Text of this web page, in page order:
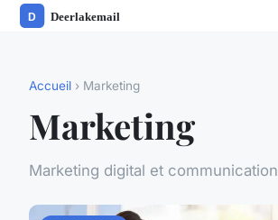
Accueil › Marketing
Marketing
Marketing digital et communication